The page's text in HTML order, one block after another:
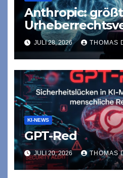
Anthropic:
„ever“
JULI 28, 2026 THOMAS
KI-NEWS
GPT-Red
JULI 20, 2026 THOMAS